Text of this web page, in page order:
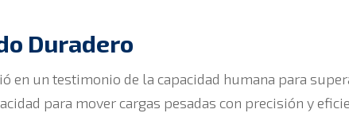
Duradero
en un testimonio de la capacidad humana para
para mover cargas pesadas con precisión y